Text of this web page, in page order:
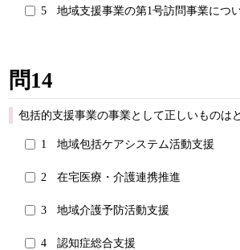
5 地域支援事業の第1号訪問事業につ
問14
包括的支援事業の事業として正しいものは
1 地域包括ケアシステム活動支援
2 在宅医療・介護連携推進
3 地域介護予防活動支援
4 認知症総合支援